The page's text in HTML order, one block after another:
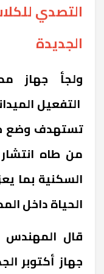
التصدي
الجديدة
ولجأ جهاز
التفعيل
تستهدف وضع
من طاه انتشار
السكنية بما
الحياة داخل
قال
جهاز أكتوبر